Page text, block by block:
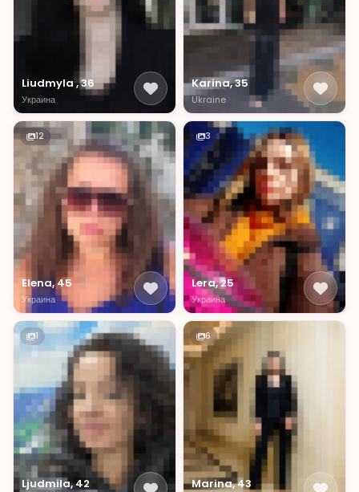
Liudmyla , 36
Украина
Karina, 35
Ukraine
12
Elena, 45
Украина
3
Lera, 25
Украина
1
Ljudmila, 42
6
Marina, 43